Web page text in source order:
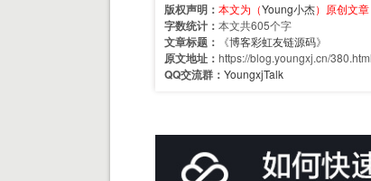
版权声明： 本文为（Young小杰）原创文
字数统计： 本文共605个字
文章标题： 《博客彩虹友链源码》
原文地址： https://blog.youngxj.cn/380.html
QQ交流群： YoungxjTalk